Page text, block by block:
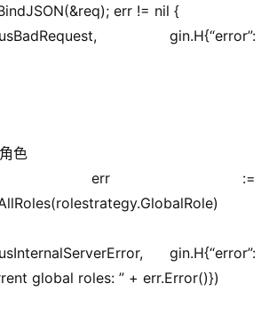
err != nil {
gin.H{“error”:
色
err :=
gin.H{“error”:
global roles: ” + err.Error()})